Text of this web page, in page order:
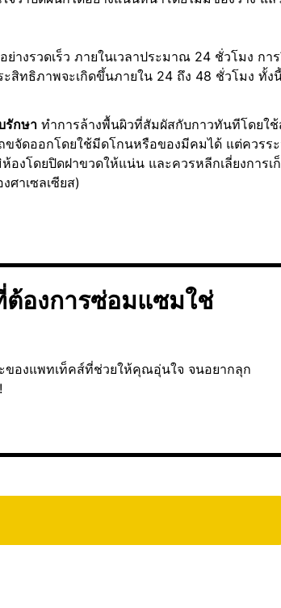
างรวดเร็ว ภายในเวลาประมาณ 24 ชั่วโมง การ
สิทธิภาพจะเกิดขึ้นภายใน 24 ถึง 48 ชั่วโมง
รักษาทำการล้างพื้นผิวที่สัมผัสกับกาวทันทีโดยใ
จัดออกโดยใช้มีดโกนหรือของมีคมได้ แต่ควรร
องโดยปิดฝาขวดให้แน่น และควรหลีกเลี่ยงการ
ศาเซลเซียส)
องการซ่อมแซมใช่
ของแพทเท็คส์ที่ช่วยให้คุณอุ่นใจ จนอยากลุก